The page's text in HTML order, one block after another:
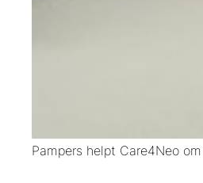
Pampers helpt Care4Neo